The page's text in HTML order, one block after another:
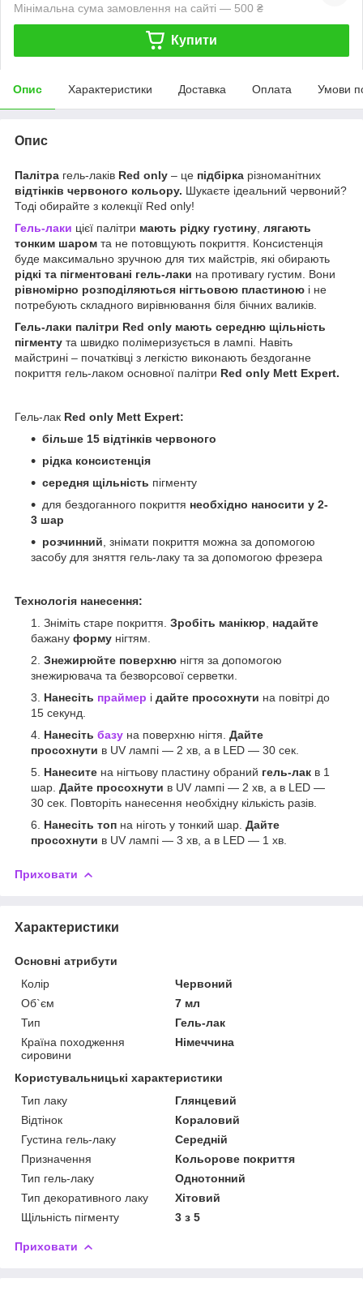
Мінімальна сума замовлення на сайті — 500 ₴
Купити
Опис Характеристики Доставка Оплата Умови
Опис
Палітра гель-лаків Red only – це підбірка різноманітних
відтінків червоного кольору. Шукаєте ідеальний червоний?
Тоді обирайте з колекції Red only!
Гель-лаки цієї палітри мають рідку густину лягають
тонким шаром та не потовщують покриття. Консистенція
буде максимально зручною для тих майстрів, які обирають
рідкі та пігментовані гель-лаки на противагу густим. Вони
рівномірно розподіляються нігтьовою пластиною і не
потребують складного вирівнювання біля бічних валиків.
Гель-лаки палітри Red only мають середню щільність
пігменту та швидко полімеризується в лампі. Навіть
майстрині – початківці з легкістю виконають бездоганне
покриття гель-лаком основної палітри Red only Mett Expert.
Гель-лак Red only Mett Expert:
більше 15 відтінків червоного
рідка консистенція
середня щільність пігменту
для бездоганного покриття необхідно наносити у 2-
3 шар
розчинний , знімати покриття можна за допомогою
засобу для зняття гель-лаку та за допомогою фрезера
Технологія нанесення:
Зніміть старе покриття. Зробіть манікюр
надайте
бажану форму нігтям.
Знежирюйте поверхню нігтя за допомогою
знежирювача та безворсової серветки.
Нанесіть праймер і дайте просохнути на повітрі до
15 секунд.
Нанесіть базу на поверхню нігтя. Дайте
просохнути в UV лампі — 2 хв, а в LED — 30 сек.
Нанесите на нігтьову пластину обраний гель-лак в 1
шар. Дайте просохнути в UV лампі — 2 хв, а в LED —
30 сек. Повторіть нанесення необхідну кількість разів.
Нанесіть топ на ніготь у тонкий шар. Дайте
просохнути в UV лампі — 3 хв, а в LED — 1 хв.
Приховати
Характеристики
Основні атрибути
Колір
Червоний
Об`єм
7 мл
Тип
Гель-лак
Країна походження
сировини
Німеччина
Користувальницькі характеристики
Тип лаку
Глянцевий
Відтінок
Кораловий
Густина гель-лаку
Середній
Призначення
Кольорове покриття
Тип гель-лаку
Однотонний
Тип декоративного лаку
Хітовий
Щільність пігменту
3 з 5
Приховати